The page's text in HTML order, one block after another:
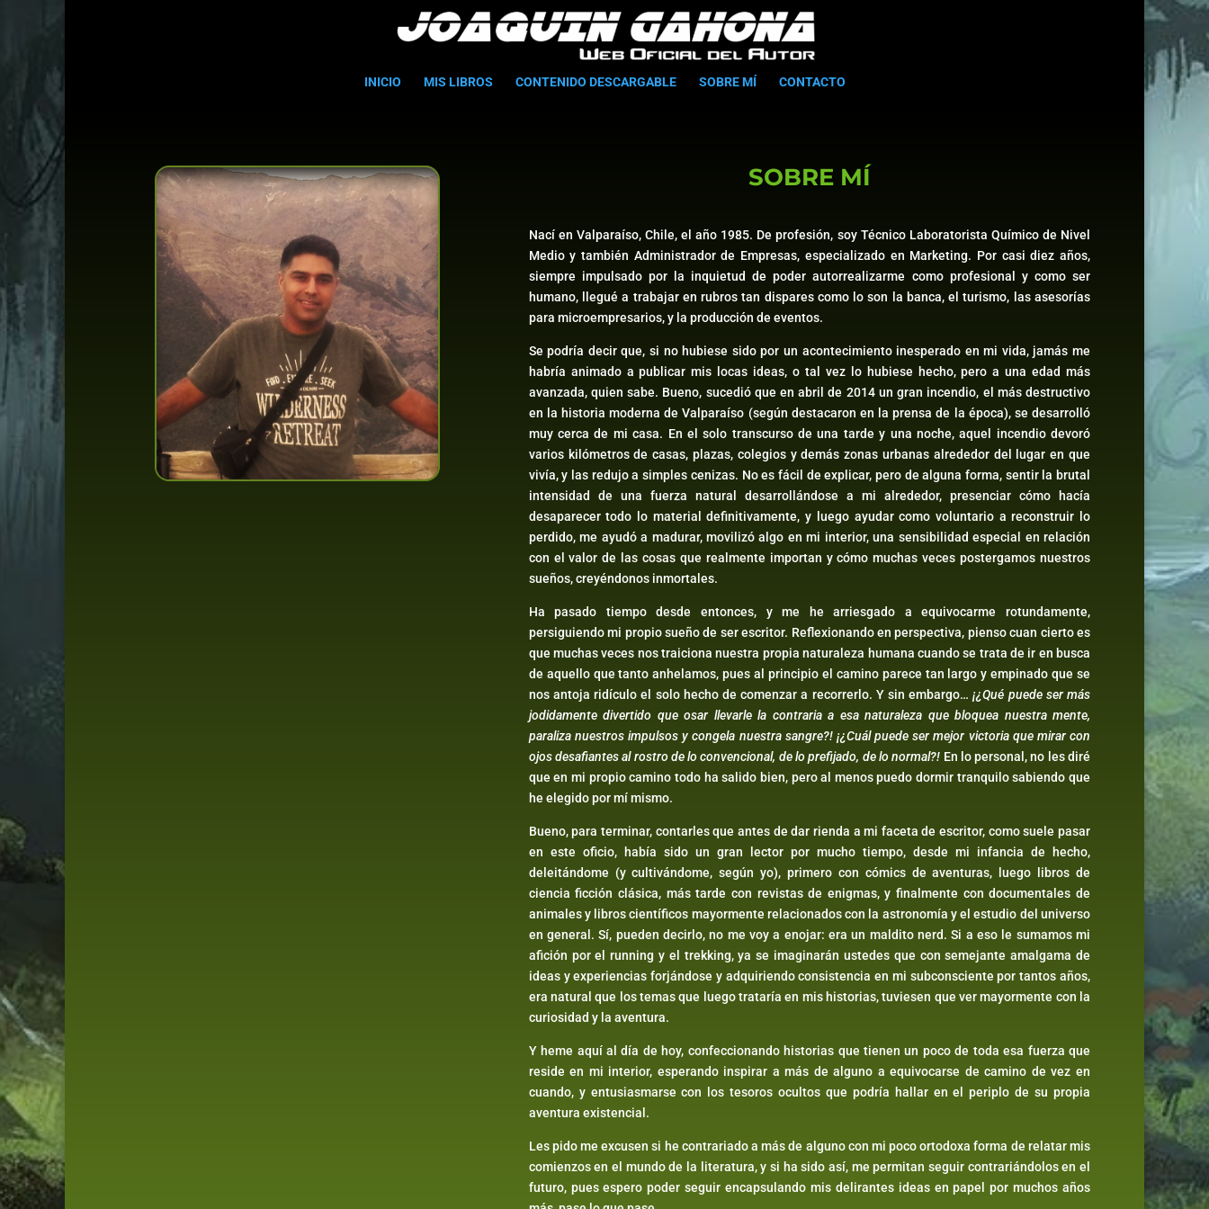
INICIO MIS LIBROS CONTENIDO DESCARGABLE SOBRE MÍ CONTACTO
SOBRE MÍ
Nací en Valparaíso, Chile, el año 1985. De profesión, soy Técnico Laboratorista Químico de Nivel
Medio y también Administrador de Empresas, especializado en Marketing. Por casi diez años,
siempre impulsado por la inquietud de poder autorrealizarme como profesional y como ser
humano, llegué a trabajar en rubros tan dispares como lo son la banca, el turismo, las asesorías
para microempresarios, y la producción de eventos.
Se podría decir que, si no hubiese sido por un acontecimiento inesperado en mi vida, jamás me
habría animado a publicar mis locas ideas, o tal vez lo hubiese hecho, pero a una edad más
avanzada, quien sabe. Bueno, sucedió que en abril de 2014 un gran incendio, el más destructivo
en la historia moderna de Valparaíso (según destacaron en la prensa de la época), se desarrolló
muy cerca de mi casa. En el solo transcurso de una tarde y una noche, aquel incendio devoró
varios kilómetros de casas, plazas, colegios y demás zonas urbanas alrededor del lugar en que
vivía, y las redujo a simples cenizas. No es fácil de explicar, pero de alguna forma, sentir la brutal
intensidad de una fuerza natural desarrollándose a mi alrededor, presenciar cómo hacía
desaparecer todo lo material definitivamente, y luego ayudar como voluntario a reconstruir lo
perdido, me ayudó a madurar, movilizó algo en mi interior, una sensibilidad especial en relación
con el valor de las cosas que realmente importan y cómo muchas veces postergamos nuestros
sueños, creyéndonos inmortales.
Ha pasado tiempo desde entonces, y me he arriesgado a equivocarme rotundamente,
persiguiendo mi propio sueño de ser escritor. Reflexionando en perspectiva, pienso cuan cierto es
que muchas veces nos traiciona nuestra propia naturaleza humana cuando se trata de ir en busca
de aquello que tanto anhelamos, pues al principio el camino parece tan largo y empinado que se
nos antoja ridículo el solo hecho de comenzar a recorrerlo. Y sin embargo…¡¿Qué puede ser más
jodidamente divertido que osar llevarle la contraria a esa naturaleza que bloquea nuestra mente,
paraliza nuestros impulsos y congela nuestra sangre?! ¡¿Cuál puede ser mejor victoria que mirar con
ojos desafiantes al rostro de lo convencional, de lo prefijado, de lo normal?! En lo personal, no les diré
que en mi propio camino todo ha salido bien, pero al menos puedo dormir tranquilo sabiendo que
he elegido por mí mismo.
Bueno, para terminar, contarles que antes de dar rienda a mi faceta de escritor, como suele pasar
en este oficio, había sido un gran lector por mucho tiempo, desde mi infancia de hecho,
deleitándome (y cultivándome, según yo), primero con cómics de aventuras, luego libros de
ciencia ficción clásica, más tarde con revistas de enigmas, y finalmente con documentales de
animales y libros científicos mayormente relacionados con la astronomía y el estudio del universo
en general. Sí, pueden decirlo, no me voy a enojar: era un maldito nerd. Si a eso le sumamos mi
afición por el running y el trekking, ya se imaginarán ustedes que con semejante amalgama de
ideas y experiencias forjándose y adquiriendo consistencia en mi subconsciente por tantos años,
era natural que los temas que luego trataría en mis historias, tuviesen que ver mayormente con la
curiosidad y la aventura.
Y heme aquí al día de hoy, confeccionando historias que tienen un poco de toda esa fuerza que
reside en mi interior, esperando inspirar a más de alguno a equivocarse de camino de vez en
cuando, y entusiasmarse con los tesoros ocultos que podría hallar en el periplo de su propia
aventura existencial.
Les pido me excusen si he contrariado a más de alguno con mi poco ortodoxa forma de relatar mis
comienzos en el mundo de la literatura, y si ha sido así, me permitan seguir contrariándolos en el
futuro, pues espero poder seguir encapsulando mis delirantes ideas en papel por muchos años